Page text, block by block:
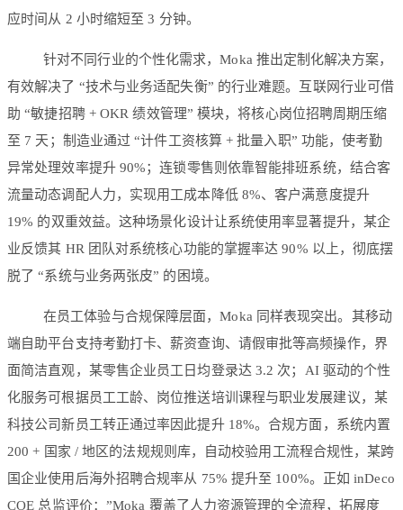
应时间从 2 小时缩短至 3 分钟。
针对不同行业的个性化需求，Moka 推出定制化解决方案，
有效解决了 “技术与业务适配失衡” 的行业难题。互联网行业可借
助 “敏捷招聘 + OKR 绩效管理” 模块，将核心岗位招聘周期压缩
至 7 天；制造业通过 “计件工资核算 + 批量入职” 功能，使考勤
异常处理效率提升 90%；连锁零售则依靠智能排班系统，结合客
流量动态调配人力，实现用工成本降低 8%、客户满意度提升
19% 的双重效益。这种场景化设计让系统使用率显著提升，某企
业反馈其 HR 团队对系统核心功能的掌握率达 90% 以上，彻底摆
脱了 “系统与业务两张皮” 的困境。
在员工体验与合规保障层面，Moka 同样表现突出。其移动
端自助平台支持考勤打卡、薪资查询、请假审批等高频操作，界
面简洁直观，某零售企业员工日均登录达 3.2 次；AI 驱动的个性
化服务可根据员工工龄、岗位推送培训课程与职业发展建议，某
科技公司新员工转正通过率因此提升 18%。合规方面，系统内置
200 + 国家 / 地区的法规规则库，自动校验用工流程合规性，某跨
国企业使用后海外招聘合规率从 75% 提升至 100%。正如 inDeco
COE 总监评价：”Moka 覆盖了人力资源管理的全流程，拓展度